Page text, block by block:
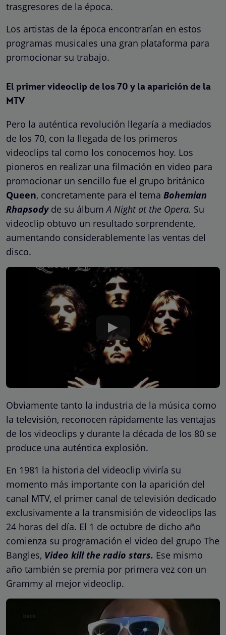
trasgresores de la época.
Los artistas de la época encontrarían en estos
programas musicales una gran plataforma para
promocionar su trabajo.
El primer videoclip de los 70 y la aparición de la
MTV
Pero la auténtica revolución llegaría a mediados
de los 70, con la llegada de los primeros
videoclips tal como los conocemos hoy. Los
pioneros en realizar una filmación en video para
promocionar un sencillo fue el grupo británico
Queen, concretamente para el tema Bohemian
Rhapsody de su álbumA Night at the Opera. Su
videoclip obtuvo un resultado sorprendente,
aumentando considerablemente las ventas del
disco.
Obviamente tanto la industria de la música como
la televisión, reconocen rápidamente las ventajas
de los videoclips y durante la década de los 80 se
produce una auténtica explosión.
En 1981 la historia del videoclip viviría su
momento más importante con la aparición del
canal MTV, el primer canal de televisión dedicado
exclusivamente a la transmisión de videoclips las
24 horas del día. El 1 de octubre de dicho año
comienza su programación el video del grupo The
Bangles, Video kill the radio stars. Ese mismo
año también se premia por primera vez con un
Grammy al mejor videoclip.